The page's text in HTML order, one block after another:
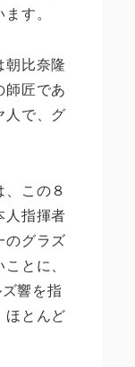
す。
朝比奈隆
師匠であ
人で、グ
この８
人指揮者
のグラズ
とに、
響を指
ほとんど